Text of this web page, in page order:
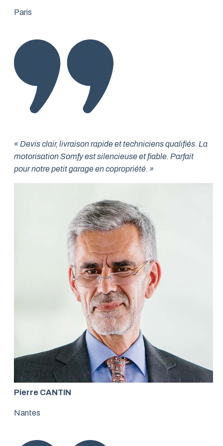
Paris
« Devis clair, livraison rapide et techniciens qualifiés. La
motorisation Somfy est silencieuse et fiable. Parfait
pour notre petit garage en copropriété. »
Pierre CANTIN
Nantes